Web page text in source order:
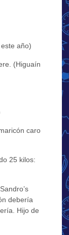
año)
(Higuaín
caro
25 kilos:
debería
Hijo de